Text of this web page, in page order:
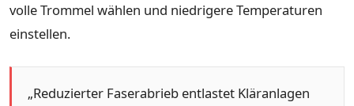
volle Trommel wählen und niedrigere Temperaturen
einstellen.
„Reduzierter Faserabrieb entlastet Kläranlagen